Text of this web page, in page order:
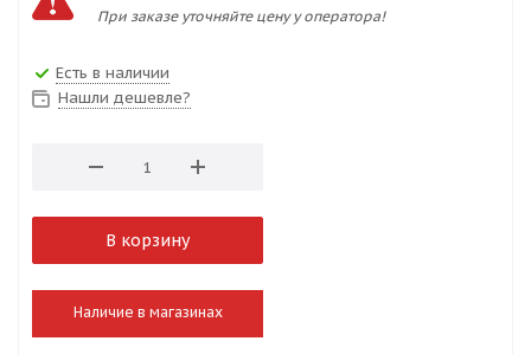
При заказе уточняйте цену у оператора!
Есть в наличии
Нашли дешевле?
В корзину
Наличие в магазинах